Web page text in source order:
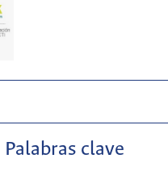
Palabras clave